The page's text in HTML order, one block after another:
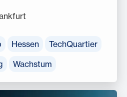
Hessen
TechQuartier
Wachstum